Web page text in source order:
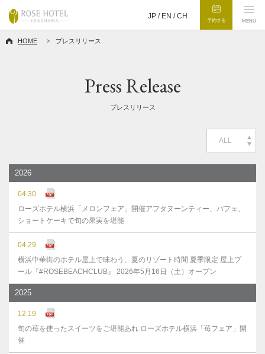
JP / EN /CH
予約する MENU
HOME プレスリリース
Press Release
プレスリリース
ALL
2026
04.30
ローズホテル横浜「メロンフェア」開催アフタヌーンティー、パフェ、
ショートケーキで旬の果実を堪能
04.29
横浜中華街のホテル屋上で味わう、夏のリゾート時間 夏季限定 屋上プ
ール『#ROSEBEACHCLUB』 2026年5月16日（土）オープン
2025
12.19
旬の苺を使ったスイーツをご堪能あれ ローズホテル横浜「苺フェア」開
催